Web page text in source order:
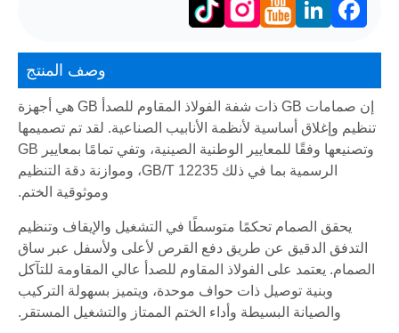
Facebook
LinkedIn
وصف المنتج
إن صمامات GB ذات شفة الفولاذ المقاوم للصدأ GB هي أجهزة
تنظيم وإغلاق أساسية لأنظمة الأنابيب الصناعية. لقد تم تصميمها
وتصنيعها وفقًا للمعايير الوطنية الصينية، وتفي تمامًا بمعايير GB
الرسمية بما في ذلك GB/T 12235، وموازنة دقة التنظيم
وموثوقية الختم.
يحقق الصمام تحكمًا متوسطًا في التشغيل والإيقاف وتنظيم
التدفق الدقيق عن طريق دفع القرص لأعلى ولأسفل عبر ساق
الصمام. يعتمد على الفولاذ المقاوم للصدأ عالي المقاومة للتآكل
وبنية توصيل ذات حواف موحدة، ويتميز بسهولة التركيب
والصيانة البسيطة وأداء الختم الممتاز والتشغيل المستقر.